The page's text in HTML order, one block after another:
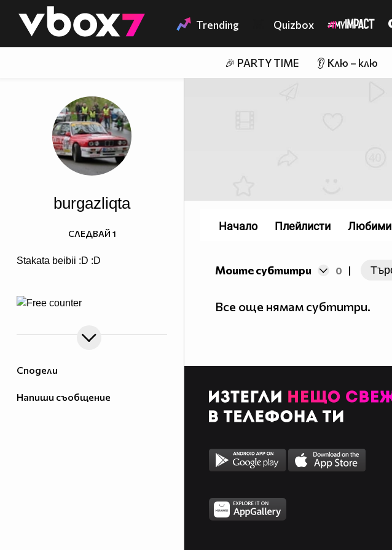
👾 Trending Quizbox
🎉 PARTY TIME 👂 Клю – клю
Сподели
Напиши съобщение
burgazliqta
Stakata beibii :D :D
СЛЕДВАЙ 1
Моите субтитри 0 |
Все още нямам субтитри.
Начало Плейлисти Любими